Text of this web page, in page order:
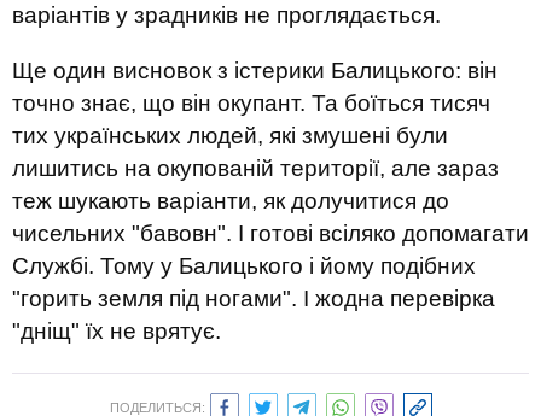
варіантів у зрадників не проглядається.
Ще один висновок з істерики Балицького: він
точно знає, що він окупант. Та боїться тисяч
тих українських людей, які змушені були
лишитись на окупованій території, але зараз
теж шукають варіанти, як долучитися до
чисельних "бавовн". І готові всіляко допомагати
Службі. Тому у Балицького і йому подібних
"горить земля під ногами". І жодна перевірка
"дніщ" їх не врятує.
ПОДЕЛИТЬСЯ: